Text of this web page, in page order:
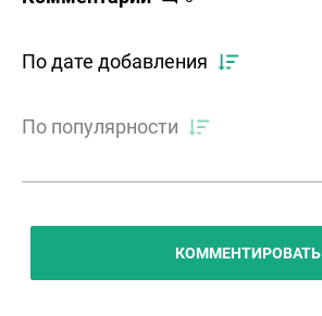
По дате добавления
По популярности
КОММЕНТИРОВАТЬ